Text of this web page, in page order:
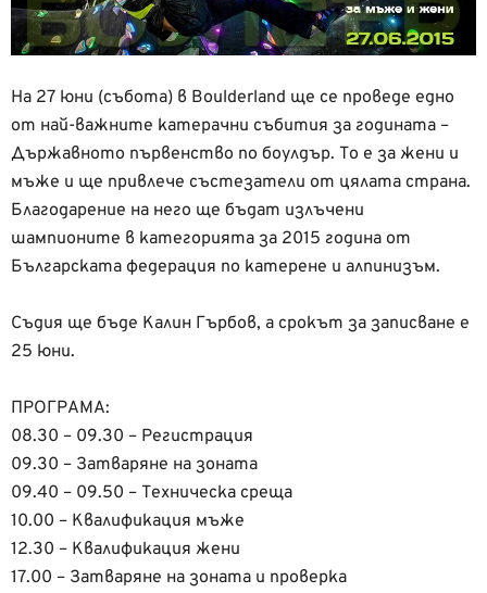
На 27 юни (събота) в Boulderland ще се проведе едно
от най-важните катерачни събития за годината –
Държавното първенство по боулдър. То е за жени и
мъже и ще привлече състезатели от цялата страна.
Благодарение на него ще бъдат излъчени
шампионите в категорията за 2015 година от
Българската федерация по катерене и алпинизъм.
Съдия ще бъде Калин Гърбов, а срокът за записване е
25 юни.
ПРОГРАМА:
08.30 – 09.30 – Регистрация
09.30 – Затваряне на зоната
09.40 – 09.50 – Техническа среща
10.00 – Квалификация мъже
12.30 – Квалификация жени
17.00 – Затваряне на зоната и проверка